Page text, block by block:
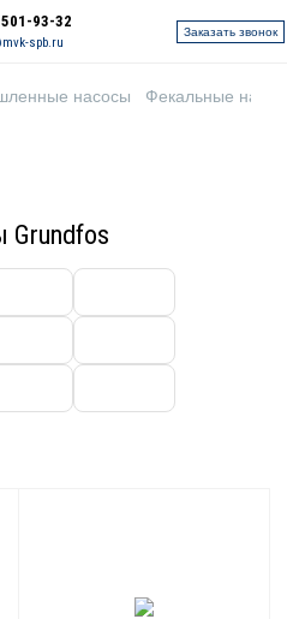
93-32
spb.ru
Заказать звонок
насосы Фекальные